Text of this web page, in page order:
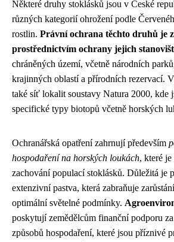
Některé druhy stoklásků jsou v České
různých kategorií ohrožení podle
rostlin. Právní ochrana těchto druhů je
prostřednictvím ochrany jejich
chráněných území, včetně národních
krajinných oblastí a přírodních rezervací.
také síť lokalit soustavy Natura 2000, kde
specifické typy biotopů včetně horských
Ochranářská opatření zahrnují především
hospodaření na horských loukách, které
zachování populací stoklásků. Důležitá je
extenzivní pastva, která zabraňuje
optimální světelné podmínky.
poskytují zemědělcům finanční podporu
způsobů hospodaření, které jsou příznivé